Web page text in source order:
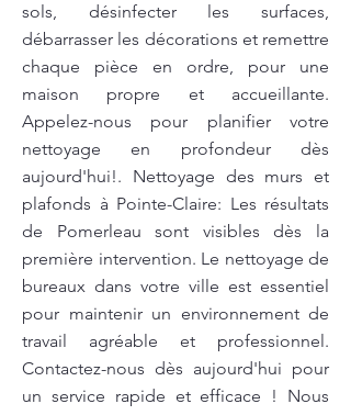
sols, désinfecter les surfaces,
débarrasser les décorations et remettre
chaque pièce en ordre, pour une
maison propre et accueillante.
Appelez-nous pour planifier votre
nettoyage en profondeur dès
aujourd'hui!. Nettoyage des murs et
plafonds à Pointe-Claire: Les résultats
de Pomerleau sont visibles dès la
première intervention. Le nettoyage de
bureaux dans votre ville est essentiel
pour maintenir un environnement de
travail agréable et professionnel.
Contactez-nous dès aujourd'hui pour
un service rapide et efficace ! Nous